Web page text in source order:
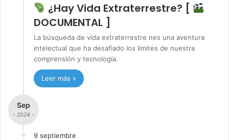
¿Hay Vida Extraterrestre? [
DOCUMENTAL ]
La búsqueda de vida extraterrestre nes una aventura
intelectual que ha desafiado los límites de nuestra
comprensión y tecnología.
Leer más »
Sep
- 2024 -
9 septiembre